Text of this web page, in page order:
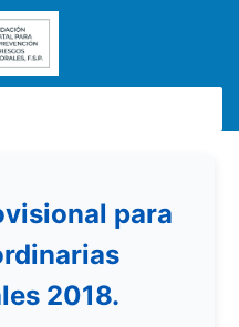
para
2018.